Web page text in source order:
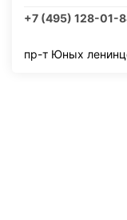
+7 (495) 128-01-
пр-т Юных